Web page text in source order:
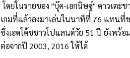
โดยในรายของ "บุ๊ค-เอกนิษฐ์" ดาวเตะ
เกมที่แล้วลงมาเล่นในนาทีที่ 76 แทนที่ข
ซึ่งเฮดโค้ชชาวโปแลนด์วัย 51 ปี ยังพร้
ต่อจากปี 2003, 2016 ให้ได้